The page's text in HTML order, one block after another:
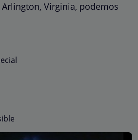
Virginia, podemos